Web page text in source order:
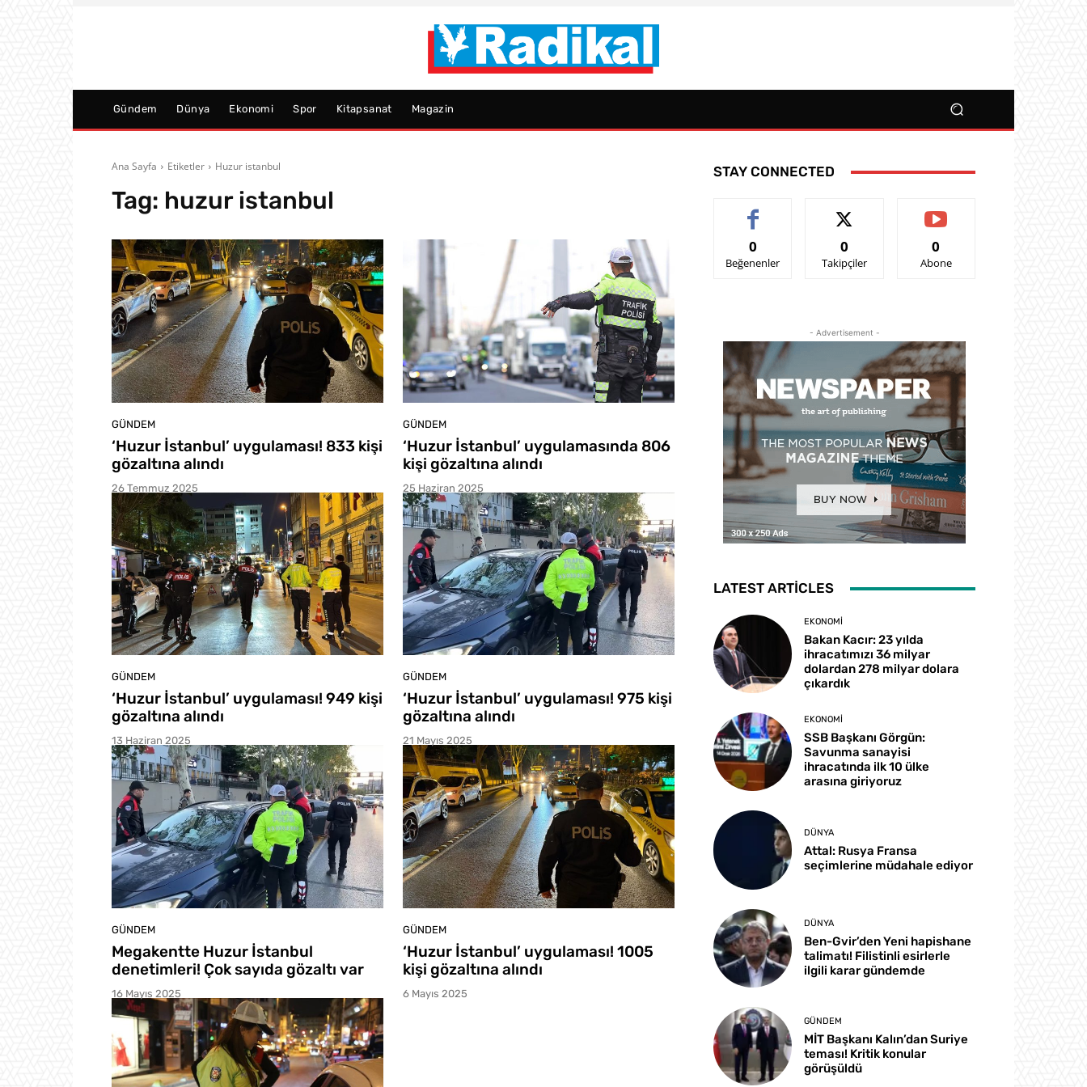
Gündem Dünya Ekonomi Spor Kitapsanat Magazin
Ana Sayfa Etiketler Huzur istanbul
Tag: huzur istanbul
GÜNDEM
‘Huzur İstanbul’ uygulaması! 833 kişi
gözaltına alındı
26 Temmuz 2025
GÜNDEM
‘Huzur İstanbul’ uygulamasında 806
kişi gözaltına alındı
25 Haziran 2025
GÜNDEM
‘Huzur İstanbul’ uygulaması! 949 kişi
gözaltına alındı
13 Haziran 2025
GÜNDEM
‘Huzur İstanbul’ uygulaması! 975 kişi
gözaltına alındı
21 Mayıs 2025
GÜNDEM
Megakentte Huzur İstanbul
denetimleri! Çok sayıda gözaltı var
16 Mayıs 2025
GÜNDEM
‘Huzur İstanbul’ uygulaması! 1005
kişi gözaltına alındı
6 Mayıs 2025
STAY CONNECTED
0
Beğenenler
0
Takipçiler
0
Abone
- Advertisement -
LATEST ARTICLES
EKONOMI
Bakan Kacır: 23 yılda
ihracatımızı 36 milyar
dolardan 278 milyar dolara
çıkardık
EKONOMI
SSB Başkanı Görgün:
Savunma sanayisi
ihracatında ilk 10 ülke
arasına giriyoruz
DÜNYA
Attal: Rusya Fransa
seçimlerine müdahale ediyor
DÜNYA
Ben-Gvir’den Yeni hapishane
talimatı! Filistinli esirlerle
ilgili karar gündemde
GÜNDEM
MİT Başkanı Kalın’dan Suriye
teması! Kritik konular
görüşüldü